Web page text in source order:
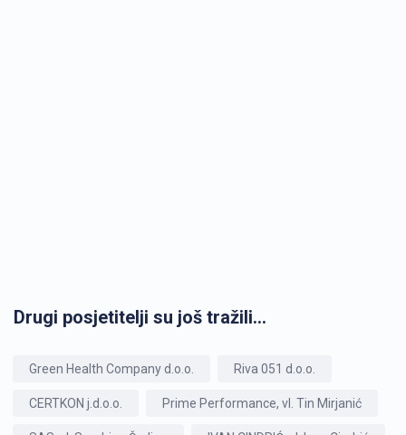
Drugi posjetitelji su još tražili...
Green Health Company d.o.o. Riva 051 d.o.o.
CERTKON j.d.o.o. Prime Performance, vl. Tin Mirjanić